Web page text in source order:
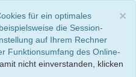
×
für ein optimales
die Session-
auf Ihrem Rechner
Funktionsumfang des Online-
nicht einverstanden, klicken